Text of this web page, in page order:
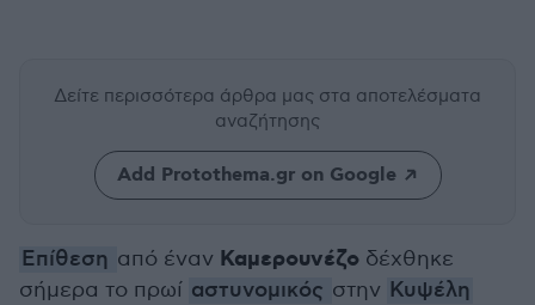
Δείτε περισσότερα άρθρα μας στα αποτελέσματα
αναζήτησης
Add Protothema.gr on Google
Επίθεση από έναν Καμερουνέζο δέχθηκε
σήμερα το πρωί αστυνομικός στην Κυψέλη